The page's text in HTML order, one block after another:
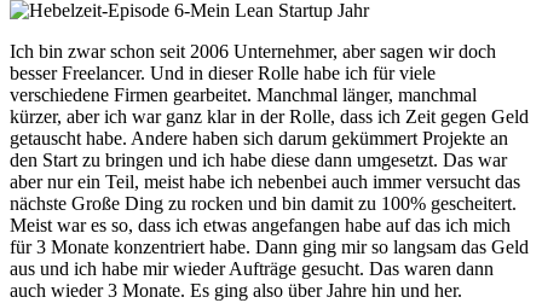
Ich bin zwar schon seit 2006 Unternehmer, aber sagen wir doch
besser Freelancer. Und in dieser Rolle habe ich für viele
verschiedene Firmen gearbeitet. Manchmal länger, manchmal
kürzer, aber ich war ganz klar in der Rolle, dass ich Zeit gegen Geld
getauscht habe. Andere haben sich darum gekümmert Projekte an
den Start zu bringen und ich habe diese dann umgesetzt. Das war
aber nur ein Teil, meist habe ich nebenbei auch immer versucht das
nächste Große Ding zu rocken und bin damit zu 100% gescheitert.
Meist war es so, dass ich etwas angefangen habe auf das ich mich
für 3 Monate konzentriert habe. Dann ging mir so langsam das Geld
aus und ich habe mir wieder Aufträge gesucht. Das waren dann
auch wieder 3 Monate. Es ging also über Jahre hin und her.